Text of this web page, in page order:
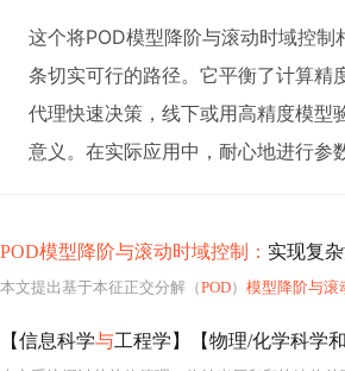
这个将POD模型降阶与滚动时域控
条切实可行的路径。它平衡了计算
代理快速决策，线下或用高精度模
意义。在实际应用中，耐心地进行参
POD模型降阶与滚动时域控制： 实现复
本文提出基于本征正交分解（POD） 模型降阶与滚
【信息科学与工程学】【物理/化学科学